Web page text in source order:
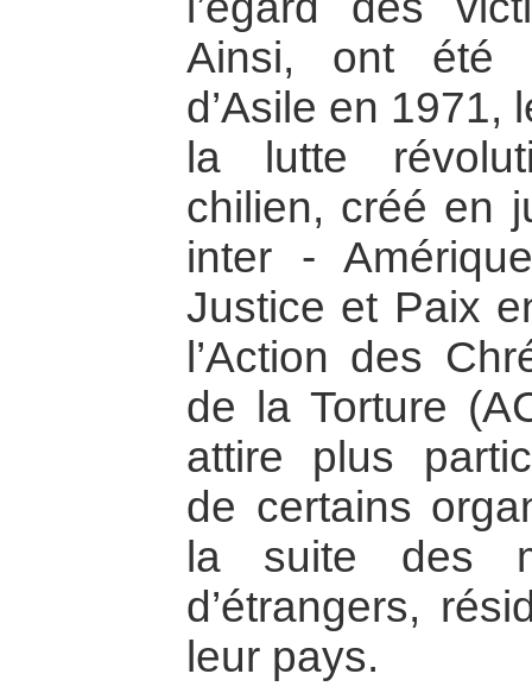
Ainsi, ont été
d’Asile en 1971,
la lutte
chilien, créé en
inter -
Justice et Paix
l’Action des
de la Torture
attire plus
de certains
la suite des
d’étrangers,
leur pays.